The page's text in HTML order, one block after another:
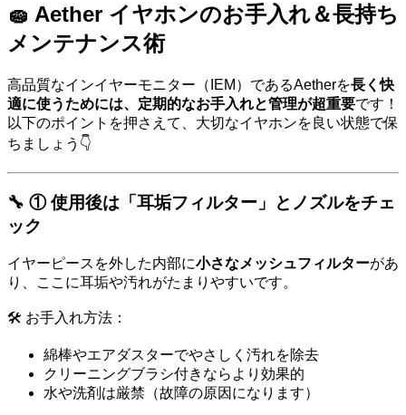
🧽 Aether イヤホンのお手入れ＆長持ち
メンテナンス術
高品質なインイヤーモニター（IEM）であるAetherを長く快
適に使うためには、定期的なお手入れと管理が超重要です！
以下のポイントを押さえて、大切なイヤホンを良い状態で保
ちましょう👇
🔧 ① 使用後は「耳垢フィルター」とノズルをチェ
ック
イヤーピースを外した内部に小さなメッシュフィルターがあ
り、ここに耳垢や汚れがたまりやすいです。
🛠 お手入れ方法：
綿棒やエアダスターでやさしく汚れを除去
クリーニングブラシ付きならより効果的
水や洗剤は厳禁（故障の原因になります）